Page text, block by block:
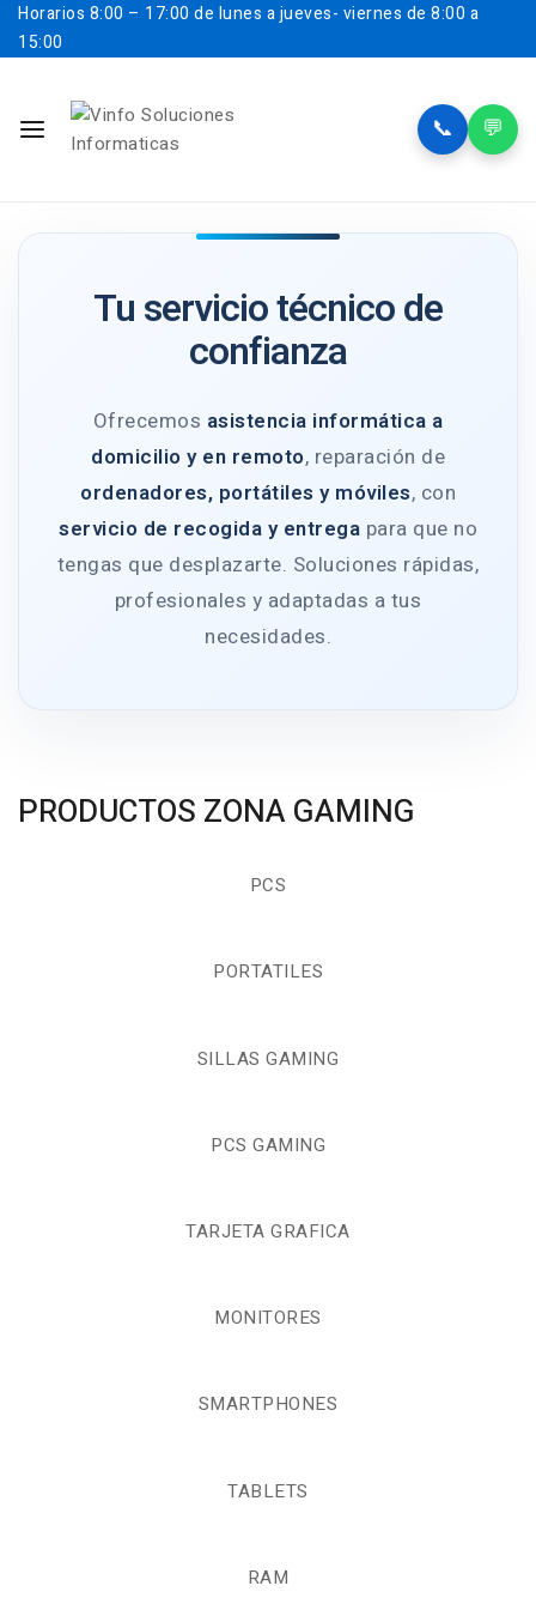
Horarios 8:00 – 17:00 de lunes a jueves- viernes de 8:00 a
15:00
📞 💬
Tu servicio técnico de
confianza
Ofrecemos asistencia informática a
domicilio y en remoto, reparación de
ordenadores, portátiles y móviles, con
servicio de recogida y entrega para que no
tengas que desplazarte. Soluciones rápidas,
profesionales y adaptadas a tus
necesidades.
PRODUCTOS ZONA GAMING
PCS
PORTATILES
SILLAS GAMING
PCS GAMING
TARJETA GRAFICA
MONITORES
SMARTPHONES
TABLETS
RAM